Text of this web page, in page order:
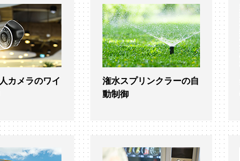
カメラのワイ
潅水スプリンクラーの自
動制御